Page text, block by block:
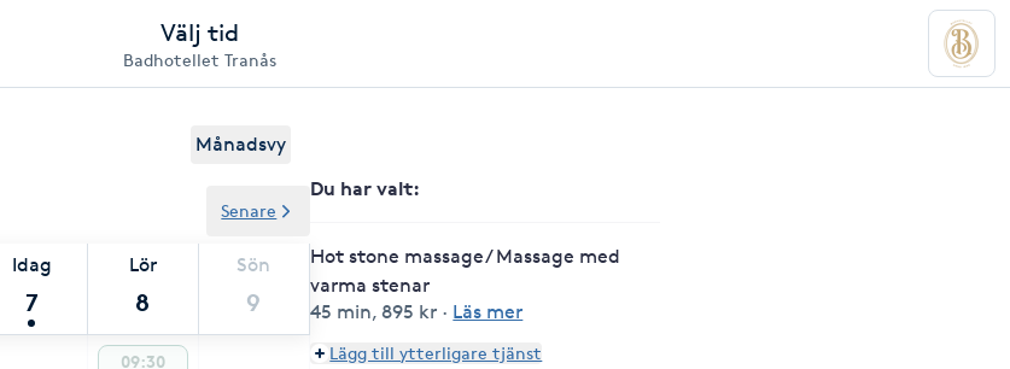
Välj tid
Badhotellet Tranås
Månadsvy
Idag
7
Lör
8
Sön
9
Senare
09:30
Du har valt:
Hot stone massage/ Massage med
varma stenar
45 min,895 kr · Läs mer
Lägg till ytterligare tjänst